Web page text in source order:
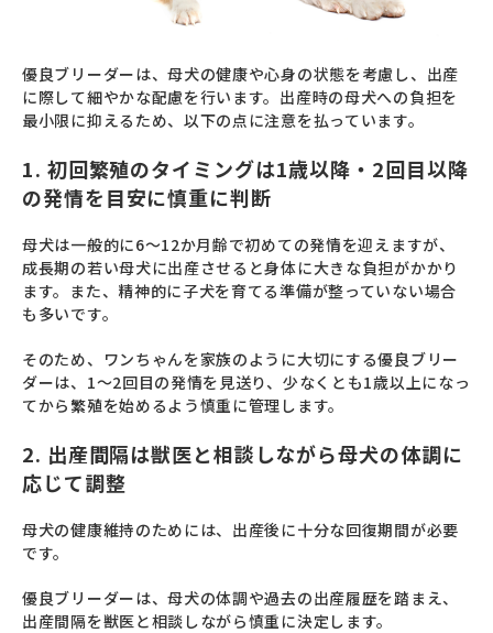
優良ブリーダーは、母犬の健康や心身の状態を考慮し、出産
に際して細やかな配慮を行います。出産時の母犬への負担を
最小限に抑えるため、以下の点に注意を払っています。
1. 初回繁殖のタイミングは1歳以降・2回目以降
の発情を目安に慎重に判断
母犬は一般的に6〜12か月齢で初めての発情を迎えますが、
成長期の若い母犬に出産させると身体に大きな負担がかかり
ます。また、精神的に子犬を育てる準備が整っていない場合
も多いです。
そのため、ワンちゃんを家族のように大切にする優良ブリー
ダーは、1〜2回目の発情を見送り、少なくとも1歳以上になっ
てから繁殖を始めるよう慎重に管理します。
2. 出産間隔は獣医と相談しながら母犬の体調に
応じて調整
母犬の健康維持のためには、出産後に十分な回復期間が必要
です。
優良ブリーダーは、母犬の体調や過去の出産履歴を踏まえ、
出産間隔を獣医と相談しながら慎重に決定します。